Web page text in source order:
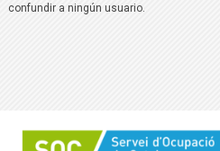
confundir a ningún usuario.